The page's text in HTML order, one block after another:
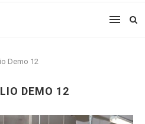
Demo 12
DEMO 12